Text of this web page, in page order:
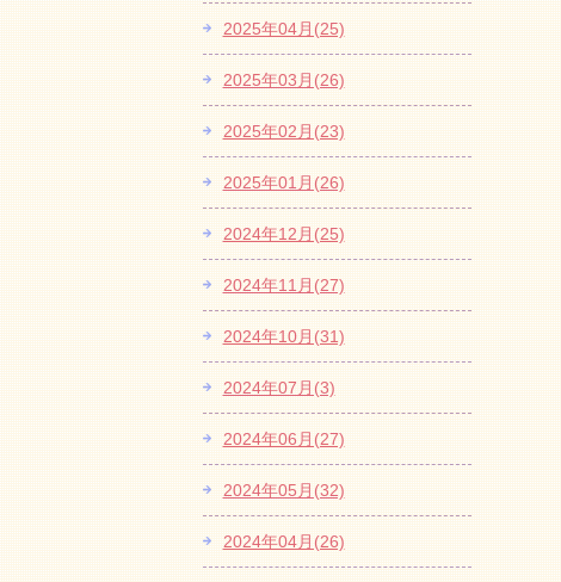
2025年04月(25)
2025年03月(26)
2025年02月(23)
2025年01月(26)
2024年12月(25)
2024年11月(27)
2024年10月(31)
2024年07月(3)
2024年06月(27)
2024年05月(32)
2024年04月(26)